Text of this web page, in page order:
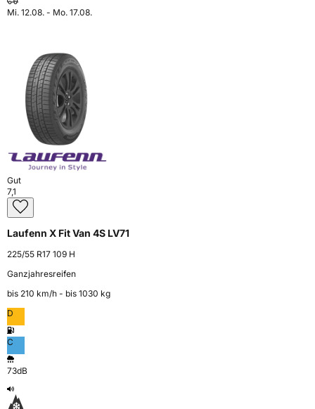
Mi. 12.08. - Mo. 17.08.
Gut
7,1
Laufenn X Fit Van 4S LV71
225/55 R17 109 H
Ganzjahresreifen
bis 210 km⁠/⁠h - bis 1030 kg
D
C
73dB